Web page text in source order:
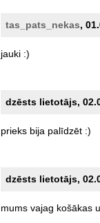
tas_pats_nekas,
jauki :)
dzēsts lietotājs,
prieks bija palīdzēt :)
dzēsts lietotājs,
mums vajag košākas